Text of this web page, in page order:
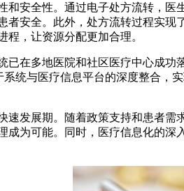
和安全性。通过电子处方流转，
者安全。此外，处方流转过程实
，让资源分配更加合理。
已在多地医院和社区医疗中心成
系统与医疗信息平台的深度整合
速发展期。随着政策支持和患者
成为可能。同时，医疗信息化的